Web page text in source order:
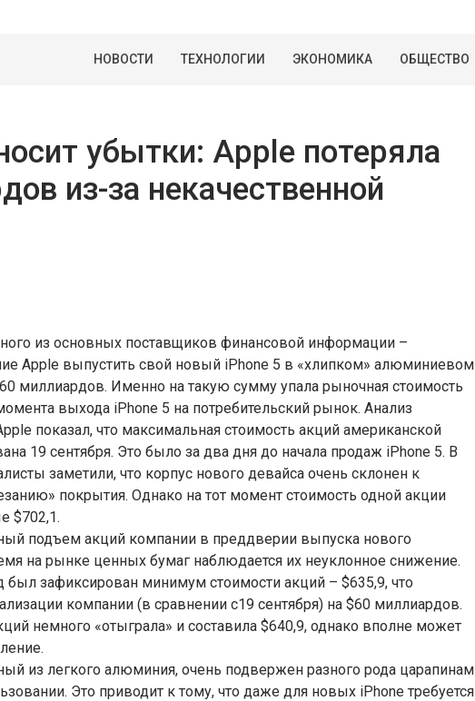
НОВОСТИ ТЕХНОЛОГИИ ЭКОНОМИКА ОБЩЕСТВО
убытки: Apple потеряла
из-за некачественной
из основных поставщиков финансовой информации –
Apple выпустить свой новый iPhone 5 в «хлипком» алюминиевом
миллиардов. Именно на такую сумму упала рыночная стоимость
выхода iPhone 5 на потребительский рынок. Анализ
показал, что максимальная стоимость акций американской
19 сентября. Это было за два дня до начала продаж iPhone 5. В
заметили, что корпус нового девайса очень склонен к
покрытия. Однако на тот момент стоимость одной акции
$702,1.
подъем акций компании в преддверии выпуска нового
на рынке ценных бумаг наблюдается их неуклонное снижение.
был зафиксирован минимум стоимости акций – $635,9, что
компании (в сравнении с19 сентября) на $60 миллиардов.
немного «отыграла» и составила $640,9, однако вполне может
из легкого алюминия, очень подвержен разного рода царапинам
Это приводит к тому, что даже для новых iPhone требуется